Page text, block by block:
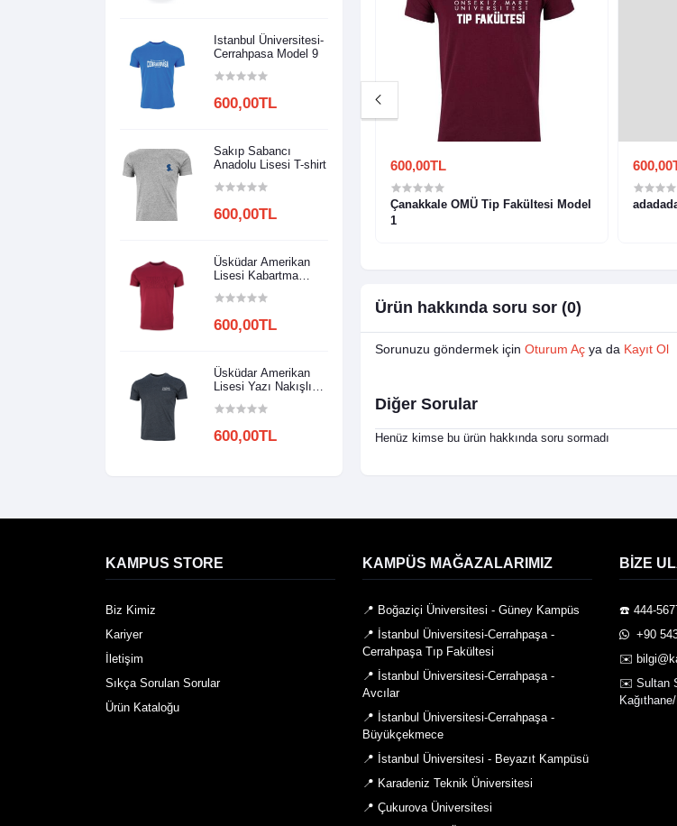
Istanbul Üniversitesi-
Cerrahpasa Model 9
600,00TL
Sakıp Sabancı
Anadolu Lisesi T-shirt
600,00TL
Üsküdar Amerikan
Lisesi Kabartma
600,00TL
Üsküdar Amerikan
Lisesi Yazı Nakışlı
600,00TL
0,00TL
KP02104-1061 V Yaka T-Shırt (145
Gr.)
600,00TL
Çanakkale OMÜ Tip Fakültesi Model
1
Ürün hakkında soru sor (0)
Sorunuzu göndermek için Oturum Açya da Kayıt Ol
Diğer Sorular
Henüz kimse bu ürün hakkında soru sormadı
KAMPUS STORE
Biz Kimiz
Kariyer
İletişim
Sıkça Sorulan Sorular
Ürün Kataloğu
KAMPÜS MAĞAZALARIMIZ
📍 Boğaziçi Üniversitesi - Güney Kampüs
📍 İstanbul Üniversitesi-Cerrahpaşa -
Cerrahpaşa Tıp Fakültesi
📍 İstanbul Üniversitesi-Cerrahpaşa -
Avcılar
📍 İstanbul Üniversitesi-Cerrahpaşa -
Büyükçekmece
📍 İstanbul Üniversitesi - Beyazıt Kampüsü
📍 Karadeniz Teknik Üniversitesi
📍 Çukurova Üniversitesi
BIZE
☎️ 444-
+90
✉️
✉️ Sultan